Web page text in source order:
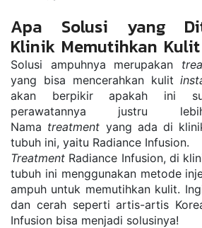
Apa Solusi yang
Klinik Memutihkan
Solusi ampuhnya merupakan
yang bisa mencerahkan kulit
akan berpikir apakah ini
perawatannya justru
Nama treatment yang ada di
tubuh ini, yaitu Radiance Infusion.
Treatment Radiance Infusion, di
tubuh ini menggunakan metode
ampuh untuk memutihkan kulit.
dan cerah seperti artis-artis
Infusion bisa menjadi solusinya!